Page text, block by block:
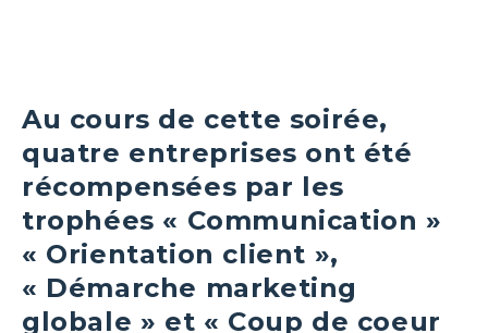
Au cours de cette soirée,
quatre entreprises ont été
récompensées par les
trophées « Communication »
« Orientation client »,
« Démarche marketing
globale » et « Coup de coeur